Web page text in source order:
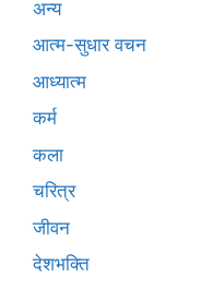
अन्य
आत्म-सुधार वचन
आध्यात्म
कर्म
कला
चरित्र
जीवन
देशभक्ति